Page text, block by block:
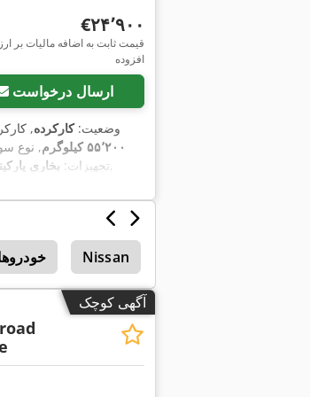
‎€۲۴٬۹۰۰
قیمت ثابت به اضافه مالیات بر
افزوده
ارسال درخواست
وضعیت:کارکرده,
۵۵٬۲۰۰ کیلوگرم
, نوع
, تجهیزات: بخاری ,
Nissan
آگهی کوچک